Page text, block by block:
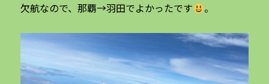
欠航なので、那覇→羽田でよかったです
。